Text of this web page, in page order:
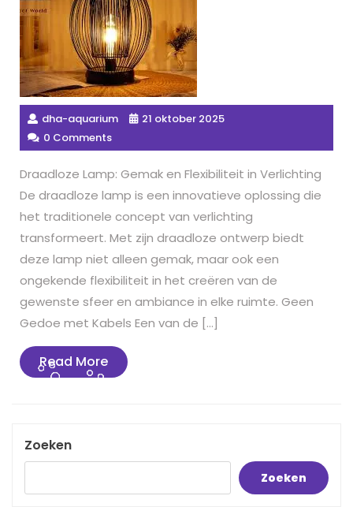
dha-aquarium
21 oktober 2025
0 Comments
Draadloze Lamp: Gemak en Flexibiliteit in Verlichting
De draadloze lamp is een innovatieve oplossing die
het traditionele concept van verlichting
transformeert. Met zijn draadloze ontwerp biedt
deze lamp niet alleen gemak, maar ook een
ongekende flexibiliteit in het creëren van de
gewenste sfeer en ambiance in elke ruimte. Geen
Gedoe met Kabels Een van de […]
Read MoreRead
More
Zoeken
Zoeken